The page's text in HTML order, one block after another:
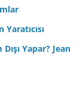
Yapar? Jean